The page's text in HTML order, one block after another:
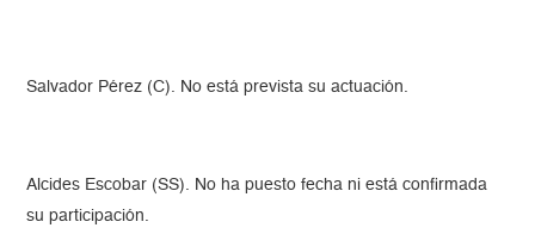
Salvador Pérez (C). No está prevista su actuación.
Alcides Escobar (SS). No ha puesto fecha ni está confirmada
su participación.